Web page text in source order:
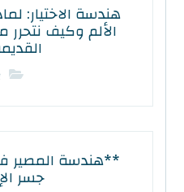
هندسة الاختيار:
الألم وكيف
**هندسة المصير
جسر